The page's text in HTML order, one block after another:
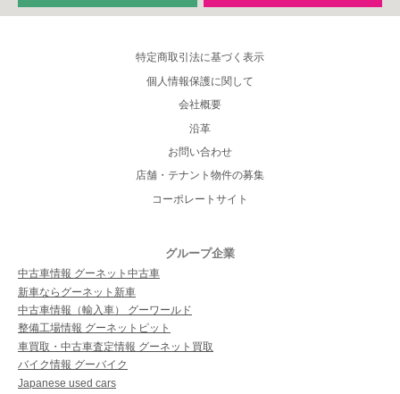
特定商取引法に基づく表示
個人情報保護に関して
会社概要
沿革
お問い合わせ
店舗・テナント物件の募集
コーポレートサイト
グループ企業
中古車情報 グーネット中古車
新車ならグーネット新車
中古車情報（輸入車） グーワールド
整備工場情報 グーネットピット
車買取・中古車査定情報 グーネット買取
バイク情報 グーバイク
Japanese used cars